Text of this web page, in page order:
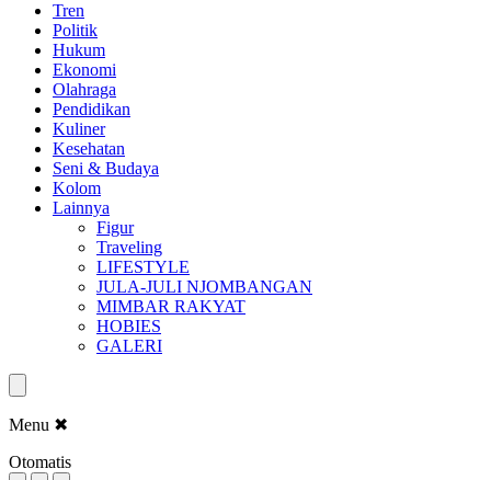
Tren
Politik
Hukum
Ekonomi
Olahraga
Pendidikan
Kuliner
Kesehatan
Seni & Budaya
Kolom
Lainnya
Figur
Traveling
LIFESTYLE
JULA-JULI NJOMBANGAN
MIMBAR RAKYAT
HOBIES
GALERI
Menu ✖
Otomatis